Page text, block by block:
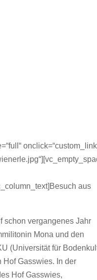
aus
schon vergangenes Jahr
Mona und den
(Universität für
Hof Gasswies. In der
Hof Gasswies,